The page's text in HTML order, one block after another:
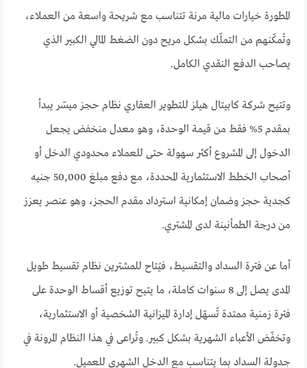
المطورة خيارات مالية مرنة تتناسب مع شريحة واسعة من العملاء،
وتُمكّنهم من التملّك بشكل مريح دون الضغط المالي الكبير الذي
يصاحب الدفع النقدي الكامل.
وتتيح شركة كابيتال هيلز للتطوير العقاري نظام حجز ميسّر يبدأ
بمقدم 5% فقط من قيمة الوحدة، وهو معدل منخفض يجعل
الدخول إلى المشروع أكثر سهولة حتى للعملاء محدودي الدخل أو
أصحاب الخطط الاستثمارية المحددة، مع دفع مبلغ 50,000 جنيه
كجدية حجز وضمان إمكانية استرداد مقدم الحجز، وهو عنصر يعزز
من درجة الطمأنينة لدى المشتري.
أما عن فترة السداد والتقسيط، فيُتاح للمشترين نظام تقسيط طويل
المدى يصل إلى 8 سنوات كاملة، ما يتيح توزيع أقساط الوحدة على
فترة زمنية ممتدة تُسهّل إدارة الميزانية الشخصية أو الاستثمارية،
وتخفّض الأعباء الشهرية بشكل كبير. وتُراعى في هذا النظام المرونة في
جدولة السداد بما يتناسب مع الدخل الشهري للعميل.